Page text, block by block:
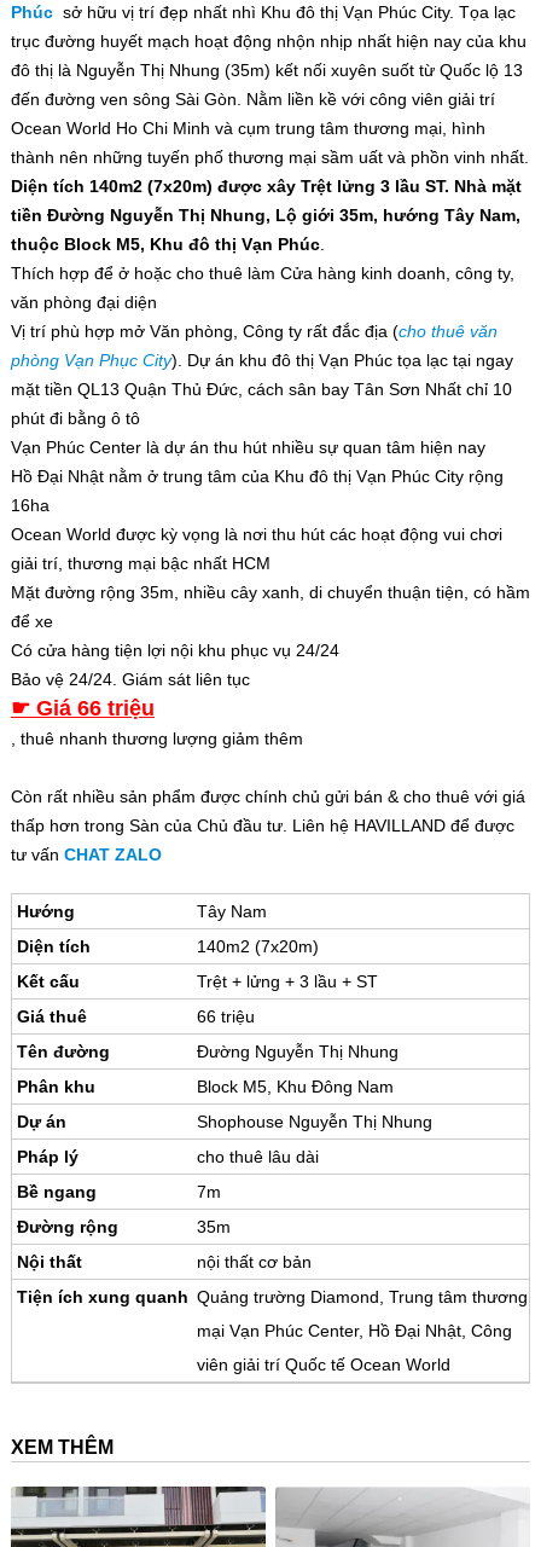
Phúc sở hữu vị trí đẹp nhất nhì Khu đô thị Vạn Phúc City. Tọa lạc
trục đường huyết mạch hoạt động nhộn nhịp nhất hiện nay của khu
đô thị là Nguyễn Thị Nhung (35m) kết nối xuyên suốt từ Quốc lộ 13
đến đường ven sông Sài Gòn. Nằm liền kề với công viên giải trí
Ocean World Ho Chi Minh và cụm trung tâm thương mại, hình
thành nên những tuyến phố thương mại sầm uất và phồn vinh nhất.
Diện tích 140m2 (7x20m) được xây Trệt lửng 3 lầu ST. Nhà mặt
tiền Đường Nguyễn Thị Nhung, Lộ giới 35m, hướng Tây Nam,
thuộc Block M5, Khu đô thị Vạn Phúc.
Thích hợp để ở hoặc cho thuê làm Cửa hàng kinh doanh, công ty,
văn phòng đại diện
Vị trí phù hợp mở Văn phòng, Công ty rất đắc địa (cho thuê văn
phòng Vạn Phục City). Dự án khu đô thị Vạn Phúc tọa lạc tại ngay
mặt tiền QL13 Quận Thủ Đức, cách sân bay Tân Sơn Nhất chỉ 10
phút đi bằng ô tô
Vạn Phúc Center là dự án thu hút nhiều sự quan tâm hiện nay
Hồ Đại Nhật nằm ở trung tâm của Khu đô thị Vạn Phúc City rộng
16ha
Ocean World được kỳ vọng là nơi thu hút các hoạt động vui chơi
giải trí, thương mại bậc nhất HCM
Mặt đường rộng 35m, nhiều cây xanh, di chuyển thuận tiện, có hầm
để xe
Có cửa hàng tiện lợi nội khu phục vụ 24/24
Bảo vệ 24/24. Giám sát liên tục
☛ Giá 66 triệu
, thuê nhanh thương lượng giảm thêm
Còn rất nhiều sản phẩm được chính chủ gửi bán & cho thuê với giá
thấp hơn trong Sàn của Chủ đầu tư. Liên hệ HAVILLAND để được
tư vấn CHAT ZALO
Hướng
Tây Nam
Diện tích
140m2 (7x20m)
Kết cấu
Trệt + lửng + 3 lầu + ST
Giá thuê
66 triệu
Tên đường
Đường Nguyễn Thị Nhung
Phân khu
Block M5, Khu Đông Nam
Dự án
Shophouse Nguyễn Thị Nhung
Pháp lý
cho thuê lâu dài
Bề ngang
7m
Đường rộng
35m
Nội thất
nội thất cơ bản
Tiện ích xung quanh Quảng trường Diamond, Trung tâm thương
mại Vạn Phúc Center, Hồ Đại Nhật, Công
viên giải trí Quốc tế Ocean World
XEM THÊM